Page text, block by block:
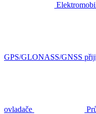
GPS/GLONASS/GNSS
ovladače